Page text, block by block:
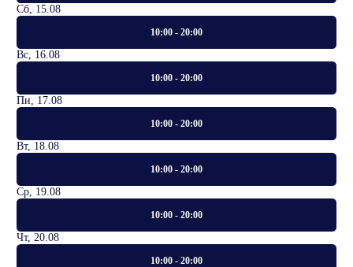
Сб, 15.08
10:00 - 20:00
Вс, 16.08
10:00 - 20:00
Пн, 17.08
10:00 - 20:00
Вт, 18.08
10:00 - 20:00
Ср, 19.08
10:00 - 20:00
Чт, 20.08
10:00 - 20:00